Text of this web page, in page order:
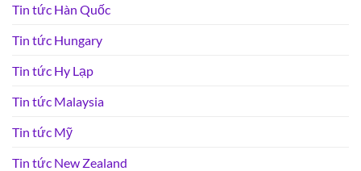
Tin tức Hàn Quốc
Tin tức Hungary
Tin tức Hy Lạp
Tin tức Malaysia
Tin tức Mỹ
Tin tức New Zealand